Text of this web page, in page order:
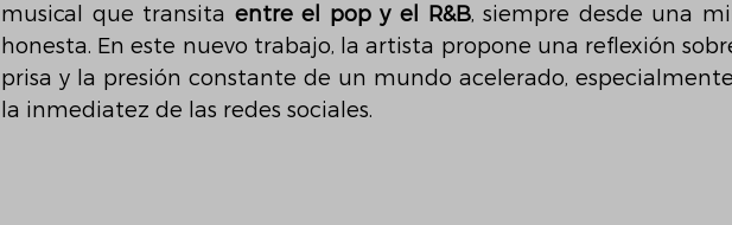
musical que transita entre el pop y el R&B, siempre desde una
honesta. En este nuevo trabajo, la artista propone una reflexión
prisa y la presión constante de un mundo acelerado,
la inmediatez de las redes sociales.